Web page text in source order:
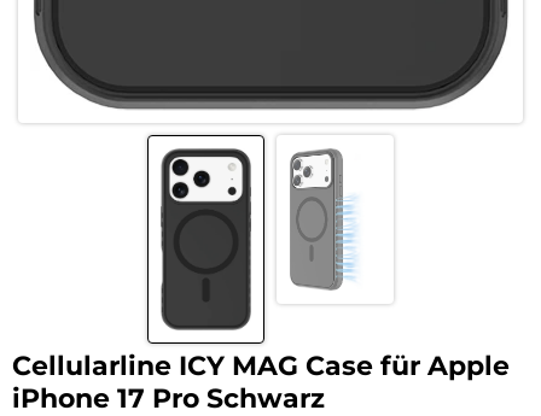
Cellularline ICY MAG Case für Apple
iPhone 17 Pro Schwarz